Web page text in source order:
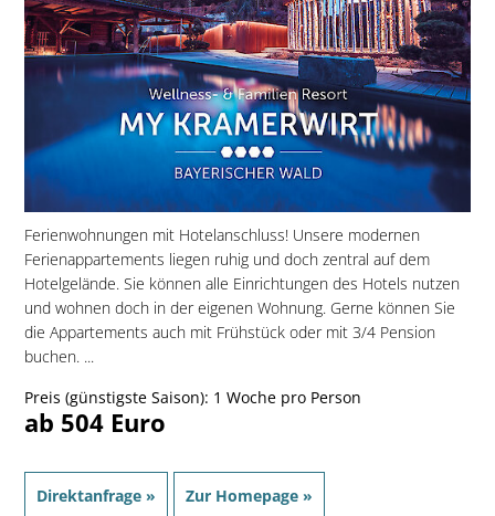
Ferienwohnungen mit Hotelanschluss! Unsere modernen
Ferienappartements liegen ruhig und doch zentral auf dem
Hotelgelände. Sie können alle Einrichtungen des Hotels nutzen
und wohnen doch in der eigenen Wohnung. Gerne können Sie
die Appartements auch mit Frühstück oder mit 3/4 Pension
buchen. ...
Preis (günstigste Saison): 1 Woche pro Person
ab 504 Euro
Direktanfrage » Zur Homepage »